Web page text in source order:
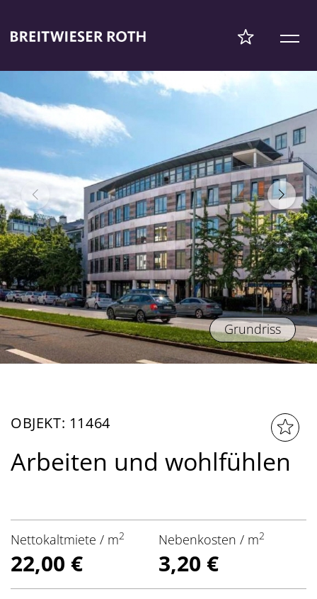
Grundriss
OBJEKT: 11464
Arbeiten und wohlfühlen
Nettokaltmiete / m2
22,00 €
Nebenkosten / m2
3,20 €